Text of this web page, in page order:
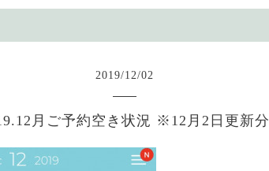
2019/12/02
月ご予約空き状況 ※12月2日更新分